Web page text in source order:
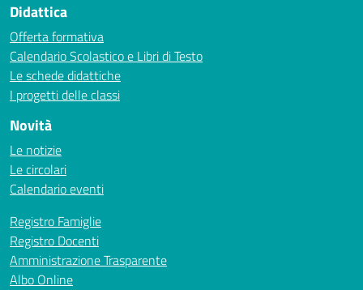
Didattica
Offerta formativa
Calendario Scolastico e Libri di Testo
Le schede didattiche
I progetti delle classi
Novità
Le notizie
Le circolari
Calendario eventi
Registro Famiglie
Registro Docenti
Amministrazione Trasparente
Albo Online